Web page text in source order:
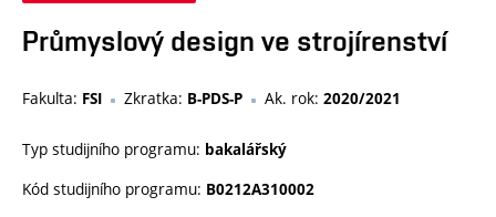
Průmyslový design ve strojírenství
Fakulta: FSI Zkratka: B-PDS-P Ak. rok: 2020/2021
Typ studijního programu: bakalářský
Kód studijního programu: B0212A310002